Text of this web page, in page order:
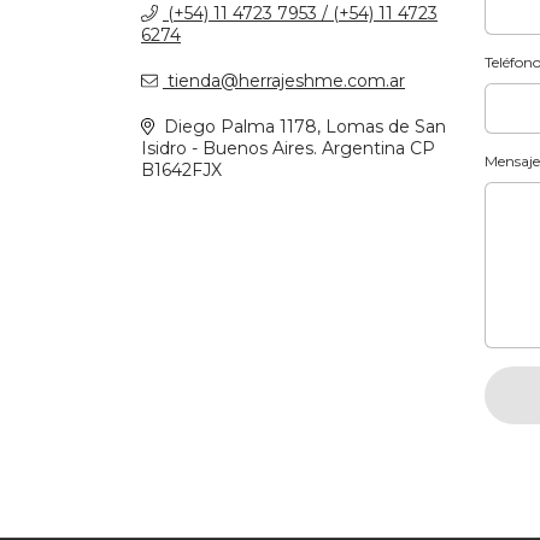
(+54) 11 4723 7953 / (+54) 11 4723
6274
tienda@herrajeshme.com.ar
Diego Palma 1178, Lomas de San
Isidro - Buenos Aires. Argentina CP
B1642FJX
Teléfono
Mensaje